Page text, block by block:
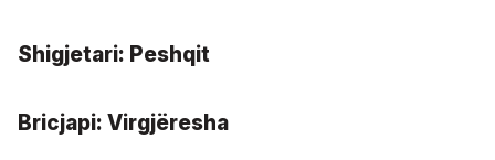
Shigjetari: Peshqit
Bricjapi: Virgjëresha